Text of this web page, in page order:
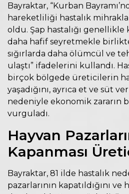
Bayraktar, “Kurban
hareketliliği hastalık
oldu. Şap hastalığı
daha hafif seyretmekle
sığırlarda daha ölümcül ve
ulaştı” ifadelerini kullandı.
birçok bölgede üreticilerin
yaşadığını, ayrıca et ve süt
nedeniyle ekonomik zararın
vurguladı.
Hayvan
Kapanması
Bayraktar, 81 ilde hastalık
pazarlarının kapatıldığını